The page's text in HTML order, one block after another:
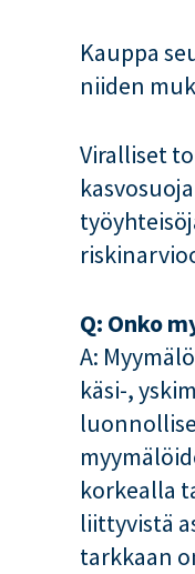
Kauppa
niiden
Viralliset
Q: Onko
A:
käsi-,
korkealla
liittyvistä
tarkkaan